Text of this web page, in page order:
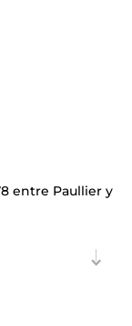
entre Paullier y